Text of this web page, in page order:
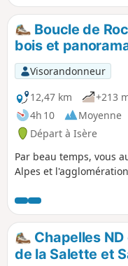
Boucle de
bois et
Visorandonneur
12,47 km
+213
4h 10
Moyenne
Départ à Isère
Par beau temps, vous
Alpes et
Chapelles
de la Salette et